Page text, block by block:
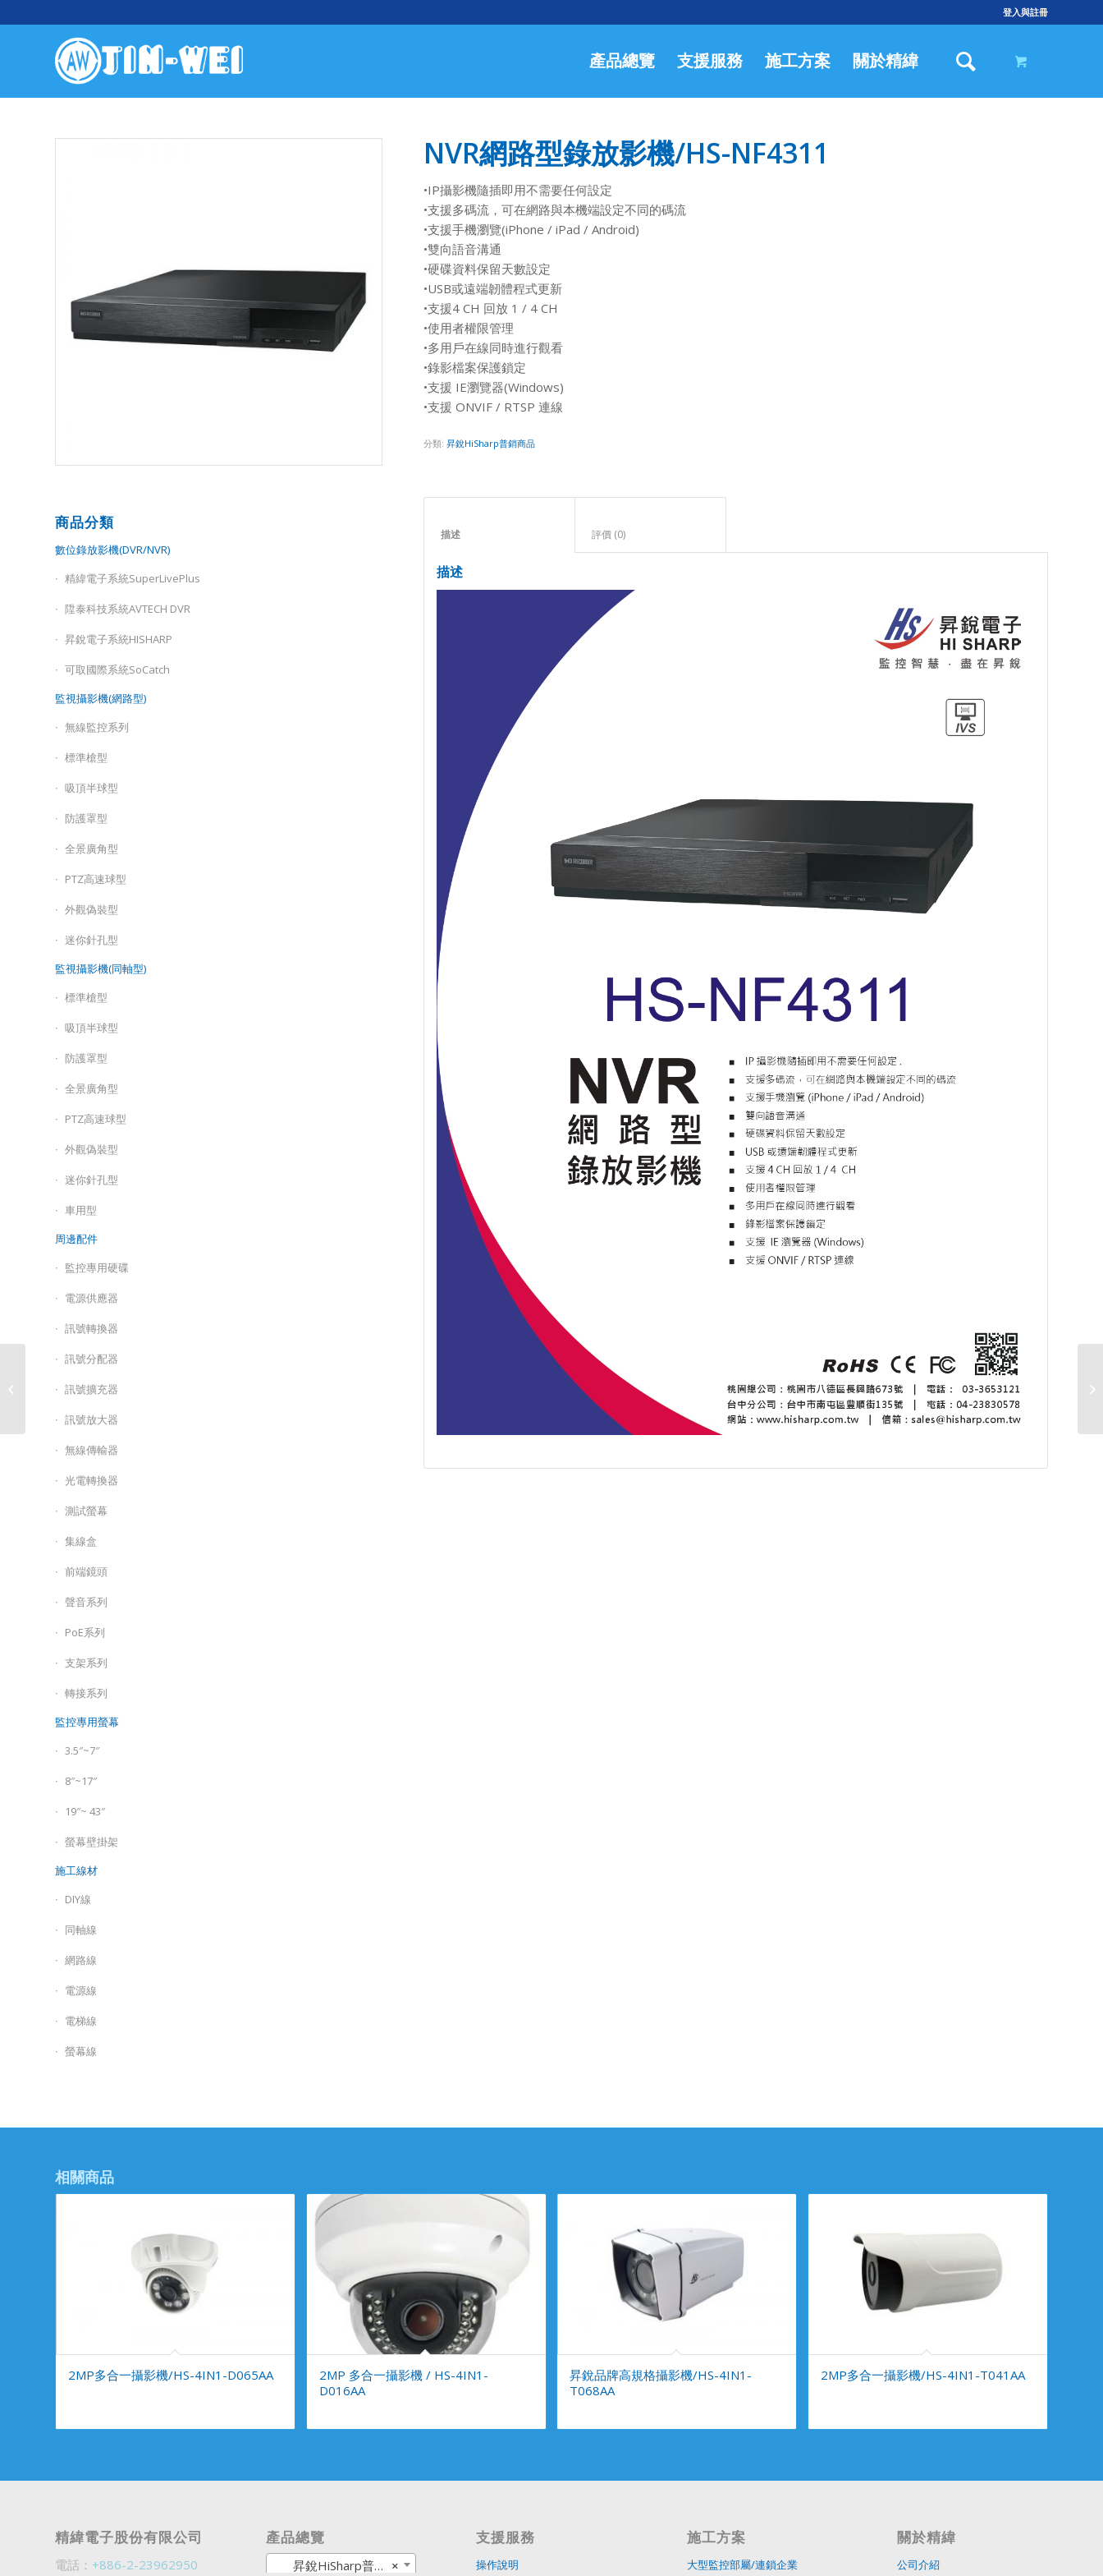
登入與註冊
產品總覽 支援服務 施工方案 關於精緯
商品分類
數位錄放影機(DVR/NVR)
精緯電子系統SuperLivePlus
陞泰科技系統AVTECH DVR
昇銳電子系統HISHARP
可取國際系統SoCatch
監視攝影機(網路型)
無線監控系列
標準槍型
吸頂半球型
防護罩型
全景廣角型
PTZ高速球型
外觀偽裝型
迷你針孔型
監視攝影機(同軸型)
標準槍型
吸頂半球型
防護罩型
全景廣角型
PTZ高速球型
外觀偽裝型
迷你針孔型
車用型
周邊配件
監控專用硬碟
電源供應器
訊號轉換器
訊號分配器
訊號擴充器
訊號放大器
無線傳輸器
光電轉換器
測試螢幕
集線盒
前端鏡頭
聲音系列
PoE系列
支架系列
轉接系列
監控專用螢幕
3.5″~7″
8″~17″
19″~ 43″
螢幕壁掛架
施工線材
DIY線
同軸線
網路線
電源線
電梯線
螢幕線
NVR網路型錄放影機/HS-NF4311
•IP攝影機隨插即用不需要任何設定
•支援多碼流，可在網路與本機端設定不同的碼流
•支援手機瀏覽(iPhone / iPad / Android)
•雙向語音溝通
•硬碟資料保留天數設定
•USB或遠端韌體程式更新
•支援4 CH 回放 1 / 4 CH
•使用者權限管理
•多用戶在線同時進行觀看
•錄影檔案保護鎖定
•支援 IE瀏覽器(Windows)
•支援 ONVIF / RTSP 連線
分類:昇銳HiSharp普銷商品
描述
相關商品
2MP多合一攝影機/HS-4IN1-D065AA
2MP 多合一攝影機 / HS-4IN1-
D016AA
昇銳品牌高規格攝影機/HS-4IN1-
T068AA
2MP多合一攝影機/HS-4IN1-T041AA
精緯電子股份有限公司
電話： +886-2-23962950
產品總覽
×
昇銳HiSharp普銷商品
支援服務
操作說明
施工方案
大型監控部屬/連鎖企業
關於精緯
公司介紹
機/HS-NF3382